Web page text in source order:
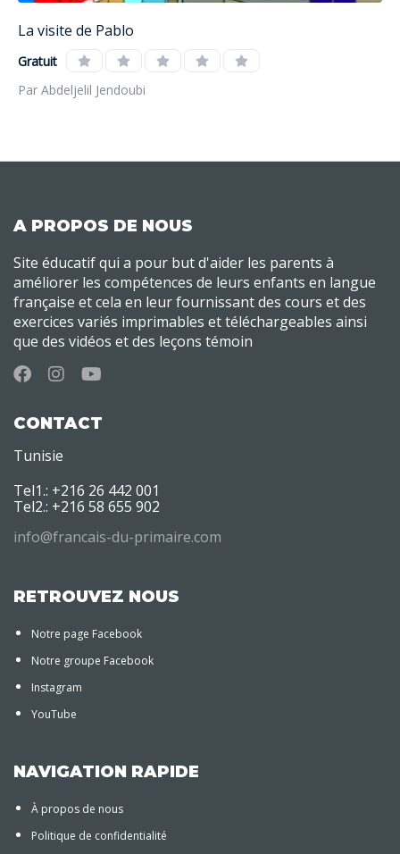
La visite de Pablo
Gratuit
Par Abdeljelil Jendoubi
A PROPOS DE NOUS
Site éducatif qui a pour but d'aider les parents à
améliorer les compétences de leurs enfants en langue
française et cela en leur fournissant des cours et des
exercices variés imprimables et téléchargeables ainsi
que des vidéos et des leçons témoin
CONTACT
Tunisie
Tel1.: +216 26 442 001
Tel2.: +216 58 655 902
info@francais-du-primaire.com
RETROUVEZ NOUS
Notre page Facebook
Notre groupe Facebook
Instagram
YouTube
NAVIGATION RAPIDE
À propos de nous
Politique de confidentialité